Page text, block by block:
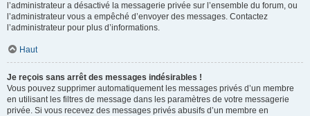
l’administrateur a désactivé la messagerie privée sur l’ensemble du forum, ou
l’administrateur vous a empêché d’envoyer des messages. Contactez
l’administrateur pour plus d’informations.
Haut
Je reçois sans arrêt des messages indésirables !
Vous pouvez supprimer automatiquement les messages privés d’un membre
en utilisant les filtres de message dans les paramètres de votre messagerie
privée. Si vous recevez des messages privés abusifs d’un membre en